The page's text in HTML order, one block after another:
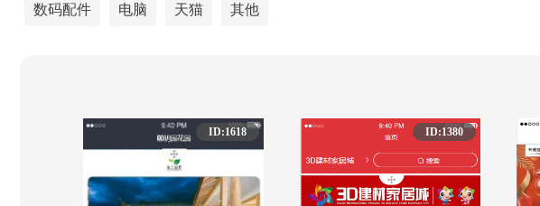
数码配件 电脑 天猫 其他
ID:1618 ID:1380